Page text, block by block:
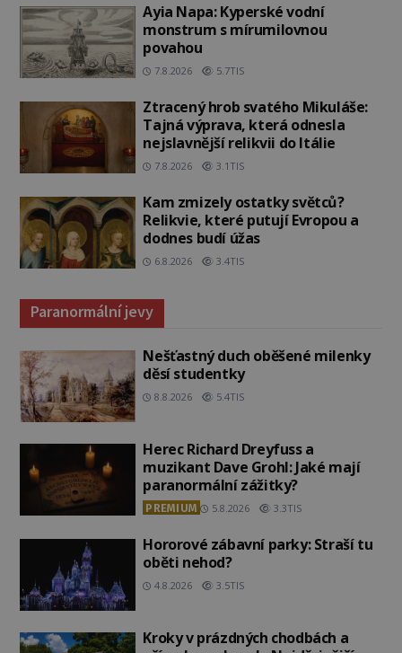
Ayia Napa: Kyperské vodní
monstrum s mírumilovnou
povahou
7.8.2026 5.7TIS
Ztracený hrob svatého Mikuláše:
Tajná výprava, která odnesla
nejslavnější relikvii do Itálie
7.8.2026 3.1TIS
Kam zmizely ostatky světců?
Relikvie, které putují Evropou a
dodnes budí úžas
6.8.2026 3.4TIS
Paranormální jevy
Nešťastný duch oběšené milenky
děsí studentky
8.8.2026 5.4TIS
Herec Richard Dreyfuss a
muzikant Dave Grohl: Jaké mají
paranormální zážitky?
PREMIUM 5.8.2026 3.3TIS
Hororové zábavní parky: Straší tu
oběti nehod?
4.8.2026 3.5TIS
Kroky v prázdných chodbách a